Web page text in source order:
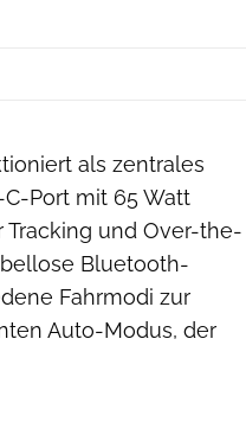
als zentrales
Port mit 65 Watt
und Over-the-
Bluetooth-
Fahrmodi zur
Auto-Modus, der